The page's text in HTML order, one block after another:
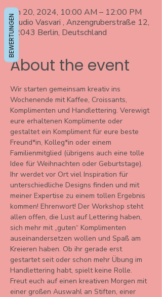
Jan 20, 2024, 10:00 AM – 12:00 PM
Studio Vasvari , Anzengruberstraße 12,
12043 Berlin, Deutschland
About the event
Wir starten gemeinsam kreativ ins
Wochenende mit Kaffee, Croissants,
Komplimenten und Handlettering. Verewigt
eure erhaltenen Komplimente oder
gestaltet ein Kompliment für eure beste
Freund*in, Kolleg*in oder einem
Familienmitglied (übrigens auch eine tolle
Idee für Weihnachten oder Geburtstage).
Ihr werdet vor Ort viel Inspiration für
unterschiedliche Designs finden und mit
meiner Expertise zu einem tollen Ergebnis
kommen! Ehrenwort! Der Workshop steht
allen offen, die Lust auf Lettering haben,
sich mehr mit „guten“ Komplimenten
auseinandersetzen wollen und Spaß am
Kreieren haben. Ob ihr gerade erst
gestartet seit oder schon mehr Übung im
Handlettering habt, spielt keine Rolle.
Freut euch auf einen kreativen Morgen mit
einer großen Auswahl an Stiften, einer
BEWERTUNGEN